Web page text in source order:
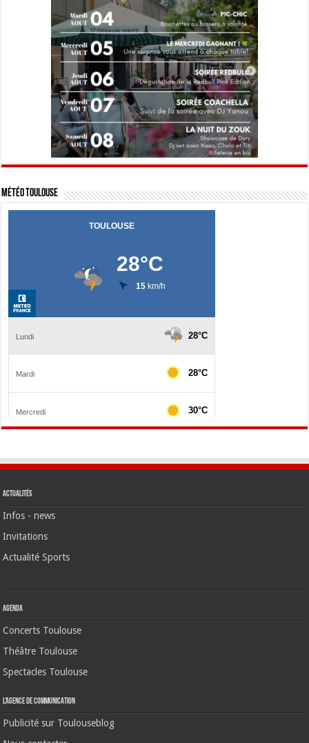
Météo Toulouse
Actualités
Infos - news
Invitations
Actualité Sports
Agenda
Concerts Toulouse
Théâtre Toulouse
Spectacles Toulouse
L’agence de communication
Publicité sur Toulouseblog